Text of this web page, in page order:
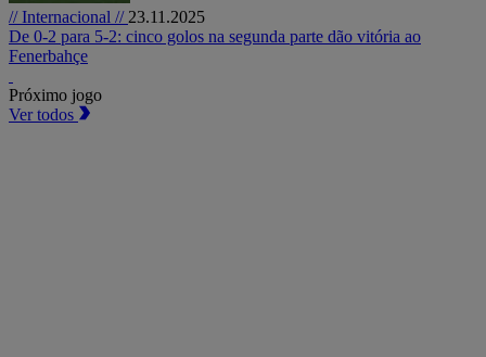
// Internacional // 23.11.2025
De 0-2 para 5-2: cinco golos na segunda parte dão vitória ao
Fenerbahçe
Próximo jogo
Ver todos